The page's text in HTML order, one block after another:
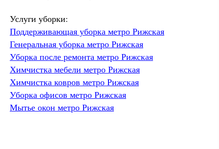
Услуги уборки:
Поддерживающая уборка метро Рижская
Генеральная уборка метро Рижская
Уборка после ремонта метро Рижская
Химчистка мебели метро Рижская
Химчистка ковров метро Рижская
Уборка офисов метро Рижская
Мытье окон метро Рижская